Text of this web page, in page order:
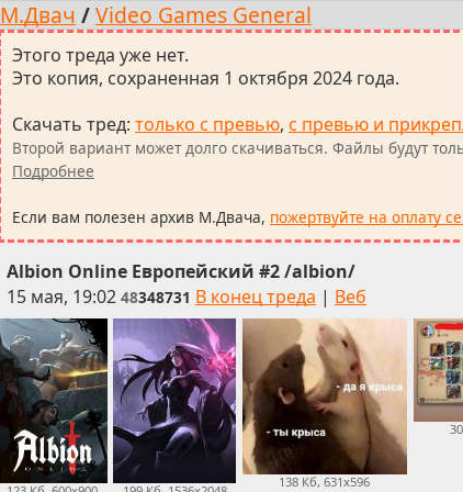
М.Двач /Video Games General
Этого треда уже нет.
Это копия, сохраненная 1 октября 2024 года.
Скачать тред: только с превью, с превью и
Второй вариант может долго скачиваться. Файлы будут
Подробнее
Если вам полезен архив М.Двача, пожертвуйте на оплату
Albion Online Европейский #2 /albion/
15 мая, 19:02 48348731 В конец треда | Веб
138 Кб, 631x596